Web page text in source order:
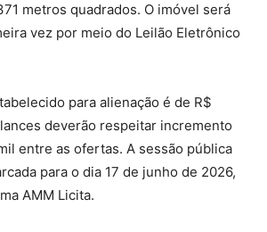
metros quadrados. O imóvel será
vez por meio do Leilão Eletrônico
para alienação é de R$
lances deverão respeitar incremento
entre as ofertas. A sessão pública
para o dia 17 de junho de 2026,
AMM Licita.